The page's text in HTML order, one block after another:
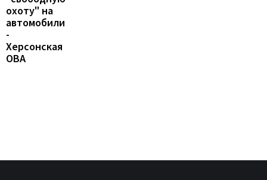
охоту" на
автомобили
-
Херсонская
ОВА